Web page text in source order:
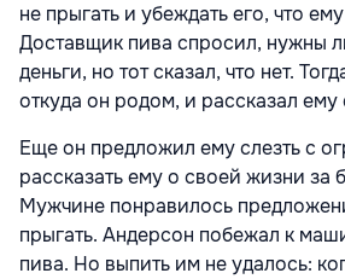
не прыгать и убеждать его, что
Доставщик пива спросил, нужны
деньги, но тот сказал, что нет.
откуда он родом, и рассказал ему
Еще он предложил ему слезть с
рассказать ему о своей жизни за
Мужчине понравилось
прыгать. Андерсон побежал к
пива. Но выпить им не удалось: